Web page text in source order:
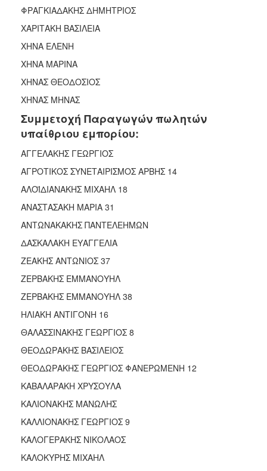
ΦΡΑΓΚΙΑΔΑΚΗΣ ΔΗΜΗΤΡΙΟΣ
ΧΑΡΙΤΑΚΗ ΒΑΣΙΛΕΙΑ
ΧΗΝΑ ΕΛΕΝΗ
ΧΗΝΑ ΜΑΡΙΝΑ
ΧΗΝΑΣ ΘΕΟΔΟΣΙΟΣ
ΧΗΝΑΣ ΜΗΝΑΣ
Συμμετοχή Παραγωγών πωλητών
υπαίθριου εμπορίου:
ΑΓΓΕΛΑΚΗΣ ΓΕΩΡΓΙΟΣ
ΑΓΡΟΤΙΚΟΣ ΣΥΝΕΤΑΙΡΙΣΜΟΣ ΑΡΒΗΣ 14
ΑΛΟΪΔΙΑΝΑΚΗΣ ΜΙΧΑΗΛ 18
ΑΝΑΣΤΑΣΑΚΗ ΜΑΡΙΑ 31
ΑΝΤΩΝΑΚΑΚΗΣ ΠΑΝΤΕΛΕΗΜΩΝ
ΔΑΣΚΑΛΑΚΗ ΕΥΑΓΓΕΛΙΑ
ΖΕΑΚΗΣ ΑΝΤΩΝΙΟΣ 37
ΖΕΡΒΑΚΗΣ ΕΜΜΑΝΟΥΗΛ
ΖΕΡΒΑΚΗΣ ΕΜΜΑΝΟΥΗΛ 38
ΗΛΙΑΚΗ ΑΝΤΙΓΟΝΗ 16
ΘΑΛΑΣΣΙΝΑΚΗΣ ΓΕΩΡΓΙΟΣ 8
ΘΕΟΔΩΡΑΚΗΣ ΒΑΣΙΛΕΙΟΣ
ΘΕΟΔΩΡΑΚΗΣ ΓΕΩΡΓΙΟΣ ΦΑΝΕΡΩΜΕΝΗ 12
ΚΑΒΑΛΑΡΑΚΗ ΧΡΥΣΟΥΛΑ
ΚΑΛΙΟΝΑΚΗΣ ΜΑΝΩΛΗΣ
ΚΑΛΛΙΟΝΑΚΗΣ ΓΕΩΡΓΙΟΣ 9
ΚΑΛΟΓΕΡΑΚΗΣ ΝΙΚΟΛΑΟΣ
ΚΑΛΟΚΥΡΗΣ ΜΙΧΑΗΛ